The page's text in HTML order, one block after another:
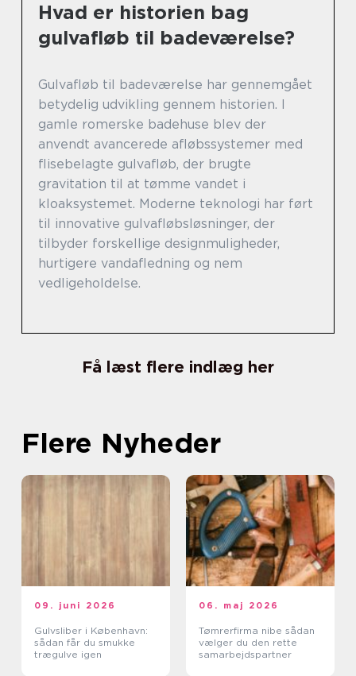
Hvad er historien bag
gulvafløb til badeværelse?
Gulvafløb til badeværelse har gennemgået
betydelig udvikling gennem historien. I
gamle romerske badehuse blev der
anvendt avancerede afløbssystemer med
flisebelagte gulvafløb, der brugte
gravitation til at tømme vandet i
kloaksystemet. Moderne teknologi har ført
til innovative gulvafløbsløsninger, der
tilbyder forskellige designmuligheder,
hurtigere vandafledning og nem
vedligeholdelse.
Få læst flere indlæg her
Flere Nyheder
09. juni 2026
Gulvsliber i København:
sådan får du smukke
trægulve igen
06. maj 2026
Tømrerfirma nibe sådan
vælger du den rette
samarbejdspartner